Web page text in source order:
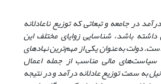
در جامعه و تبعاتی که توزیع ناعادلانه
داشته باشد، شناسایی زوایای مختلف این
. دولت به‌عنوان یکی از مهم‌ترین نهادهای
سیاست‌های مالی مناسب از جمله اعمال
به سمت توزیع عادلانه درآمد و در نتیجه